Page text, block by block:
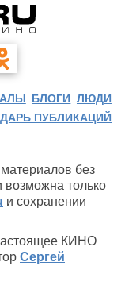
БЛОГИ ЛЮДИ
ПУБЛИКАЦИЙ
без
только
и сохранении
КИНО
Сергей